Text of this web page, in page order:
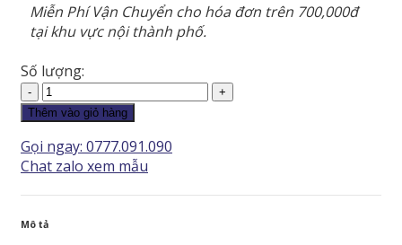
Miễn Phí Vận Chuyển cho hóa đơn trên 700,000đ
tại khu vực nội thành phố.
Số lượng:
Lan
Hồ
-
LHD061
Thêm vào giỏ hàng
Gọi ngay: 0777.091.090
Chat zalo xem mẫu
Mô tả